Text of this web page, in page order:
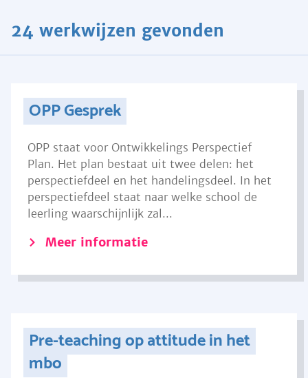
24 werkwijzen gevonden
OPP Gesprek
OPP staat voor Ontwikkelings Perspectief
Plan. Het plan bestaat uit twee delen: het
perspectiefdeel en het handelingsdeel. In het
perspectiefdeel staat naar welke school de
leerling waarschijnlijk zal...
Meer informatie
Pre-teaching op attitude in het
mbo